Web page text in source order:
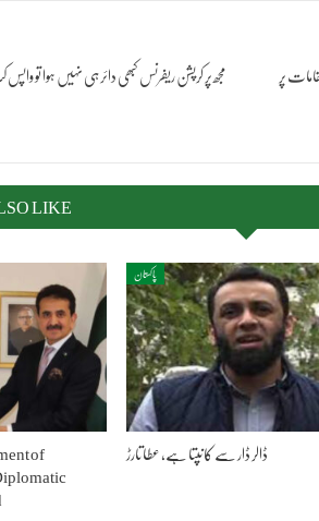
مجھ پر کرپشن ریفرنس کبھی دائر ہی نہیں ہوا تو مقامات پر
LIKE
of
پاکستان
ڈالر ڈار سے کانپتا ہے، عطا تارڑ